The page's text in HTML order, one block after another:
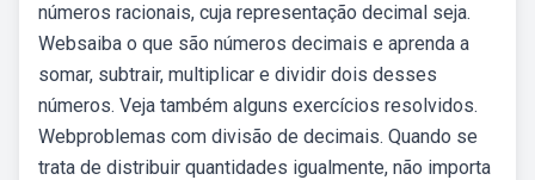
números racionais, cuja representação decimal seja.
Websaiba o que são números decimais e aprenda a
somar, subtrair, multiplicar e dividir dois desses
números. Veja também alguns exercícios resolvidos.
Webproblemas com divisão de decimais. Quando se
trata de distribuir quantidades igualmente, não importa